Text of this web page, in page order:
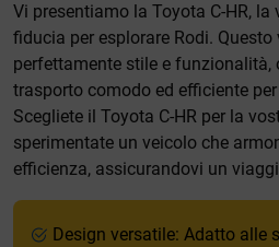
Vi presentiamo la Toyota C-HR,
fiducia per esplorare Rodi.
perfettamente stile e funzionalità,
trasporto comodo ed efficiente
Scegliete il Toyota C-HR per la
sperimentate un veicolo che
efficienza, assicurandovi un
Design versatile: Adatto alle